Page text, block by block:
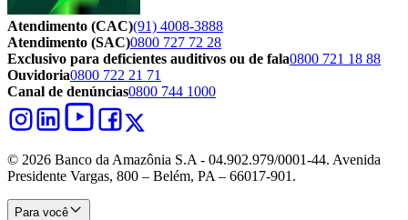
Atendimento (CAC)(91) 4008-3888
Atendimento (SAC)0800 727 72 28
Exclusivo para deficientes auditivos ou de fala0800 721 18 88
Ouvidoria0800 722 21 71
Canal de denúncias0800 744 1000
© 2026 Banco da Amazônia S.A - 04.902.979/0001‐44. Avenida
Presidente Vargas, 800 – Belém, PA – 66017-901.
Para você